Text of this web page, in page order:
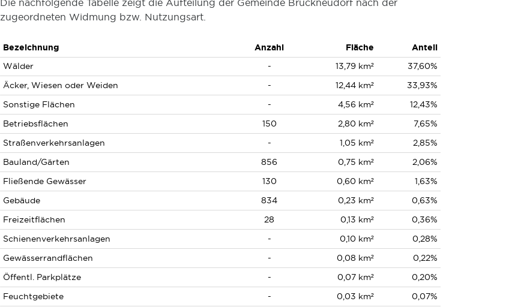
Die nachfolgende Tabelle zeigt die Aufteilung der Gemeinde Bruckneudorf nach der
zugeordneten Widmung bzw. Nutzungsart.
Bezeichnung Anzahl Fläche
Anteil
Wälder
- 13,79 km²
37,60%
Äcker, Wiesen oder Weiden
- 12,44 km²
33,93%
Sonstige Flächen
- 4,56 km²
12,43%
Betriebsflächen
150 2,80 km²
7,65%
Straßenverkehrsanlagen
- 1,05 km²
2,85%
Bauland/Gärten
856 0,75 km²
2,06%
Fließende Gewässer
130 0,60 km²
1,63%
Gebäude
834 0,23 km²
0,63%
Freizeitflächen
28 0,13 km²
0,36%
Schienenverkehrsanlagen
- 0,10 km²
0,28%
Gewässerrandflächen
- 0,08 km²
0,22%
Öffentl. Parkplätze
- 0,07 km²
0,20%
Feuchtgebiete
- 0,03 km²
0,07%